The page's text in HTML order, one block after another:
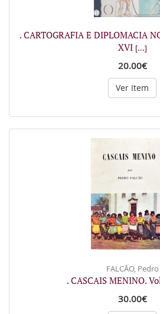
. CARTOGRAFIA E DIPLOMACIA
XVI [...]
20.00€
Ver Item
FALCÃO, Pedro
. CASCAIS MENINO.
30.00€